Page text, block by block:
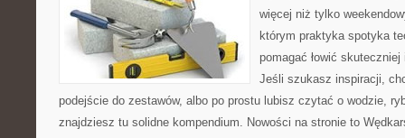
więcej niż tylko
którym praktyka spotyka
pomagać łowić
Jeśli szukasz inspiracji,
podejście do zestawów, albo po prostu lubisz czytać o wodzie,
znajdziesz tu solidne kompendium. Nowości na stronie to